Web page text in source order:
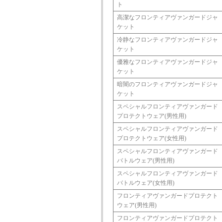
ト
高潔なフロンティアヴァンガードジャ
ケット
冷静なフロンティアヴァンガードジャ
ケット
優雅なフロンティアヴァンガードジャ
ケット
暗闇のフロンティアヴァンガードジャ
ケット
スペシャルフロンティアヴァンガード
プロテクトウェア(男性用)
スペシャルフロンティアヴァンガード
プロテクトウェア(女性用)
スペシャルフロンティアヴァンガード
バトルウェア(男性用)
スペシャルフロンティアヴァンガード
バトルウェア(女性用)
フロンティアヴァンガードプロテクト
ウェア(男性用)
フロンティアヴァンガードプロテクト